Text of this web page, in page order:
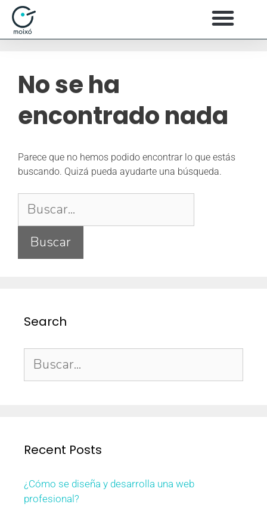
No se ha
encontrado nada
Parece que no hemos podido encontrar lo que estás
buscando. Quizá pueda ayudarte una búsqueda.
Search
Recent Posts
¿Cómo se diseña y desarrolla una web
profesional?